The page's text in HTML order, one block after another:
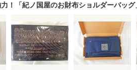
！「紀ノ国屋のお財布ショルダーバッグ